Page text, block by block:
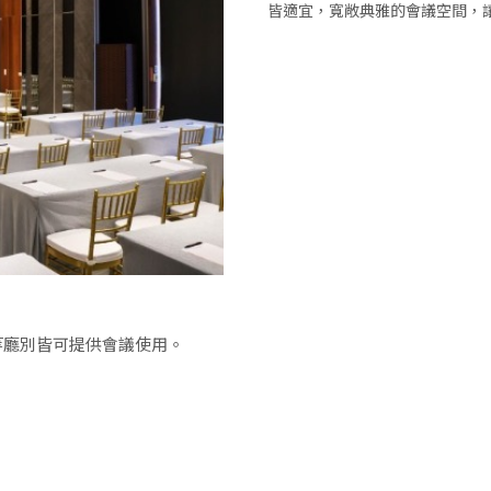
皆適宜，寬敞典雅的會議空間，
別皆可提供會議使用。